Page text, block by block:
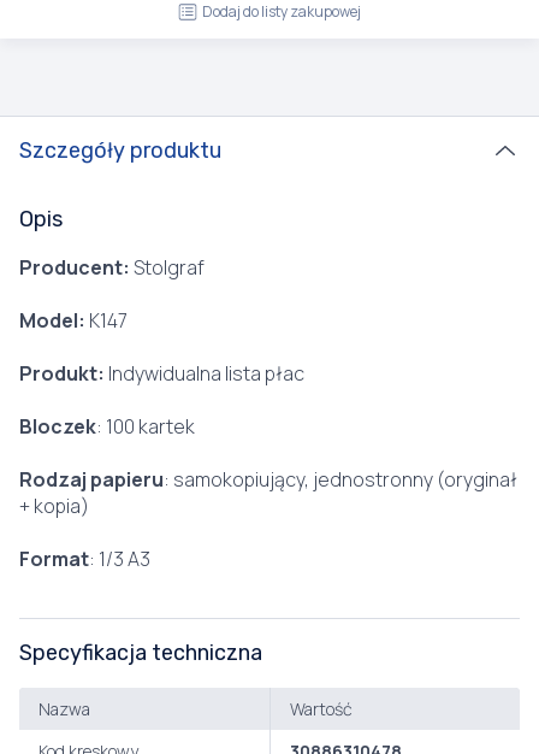
Dodaj do listy zakupowej
Szczegóły produktu
Opis
Producent: Stolgraf
Model: K147
Produkt: Indywidualna lista płac
Bloczek: 100 kartek
Rodzaj papieru: samokopiujący, jednostronny (oryginał
+ kopia)
Format: 1/3 A3
Specyfikacja techniczna
Nazwa
Wartość